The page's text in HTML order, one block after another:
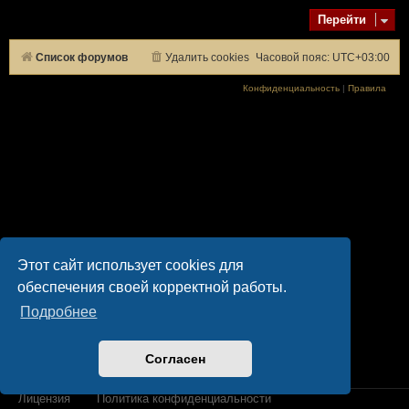
Этот сайт использует cookies для
обеспечения своей корректной работы.
Подробнее
Согласен
Перейти
Список форумов Часовой пояс: UTC+03:00
Удалить cookies
Конфиденциальность Правила
Лицензия Политика конфиденциальности